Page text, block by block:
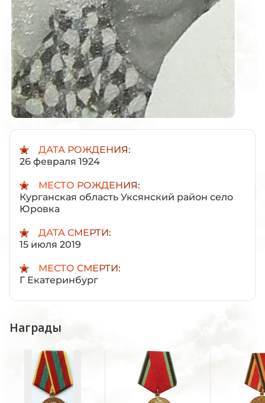
ДАТА РОЖДЕНИЯ:
26 февраля 1924
МЕСТО РОЖДЕНИЯ:
Курганская область Уксянский район село
Юровка
ДАТА СМЕРТИ:
15 июля 2019
МЕСТО СМЕРТИ:
Г Екатеринбург
Награды